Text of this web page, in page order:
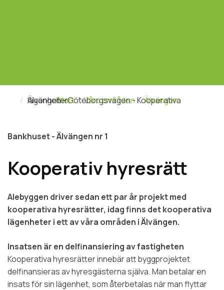
Start Våra områden Älvängen
Älvängen - Göteborgsvägen - Kooperativa lägenheter
Bankhuset - Älvängen nr 1
Kooperativ hyresrätt
Alebyggen driver sedan ett par år projekt med
kooperativa hyresrätter, idag finns det kooperativa
lägenheter i ett av våra områden i Älvängen.
Insatsen är en delfinansiering av fastigheten
Kooperativa hyresrätter innebär att byggprojektet
delfinansieras av hyresgästerna själva. Man betalar en
insats för sin lägenhet, som återbetalas när man flyttar